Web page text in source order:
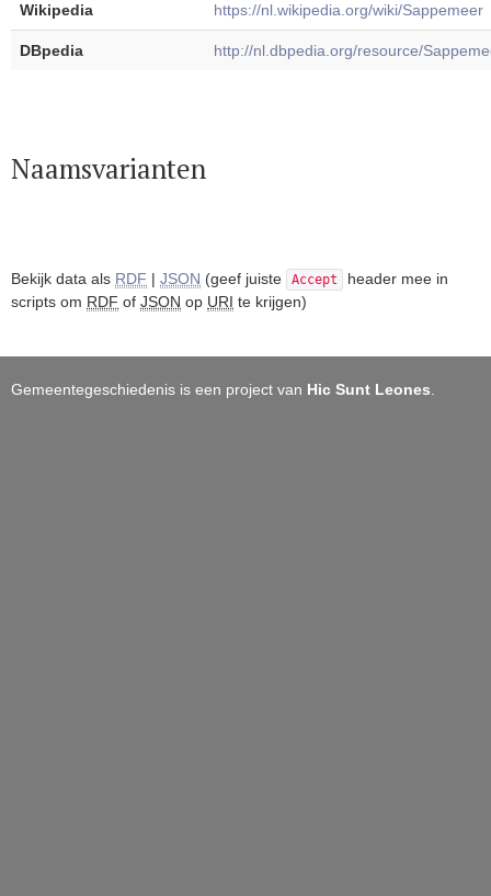
Wikipedia https://nl.wikipedia.org/wiki/Sappemeer
DBpedia http://nl.dbpedia.org/resource/
Naamsvarianten
Bekijk data als RDF | JSON (geef juiste Accept
header mee in
scripts om RDF of JSON op URI te krijgen)
Gemeentegeschiedenis is een project van Hic Sunt Leones